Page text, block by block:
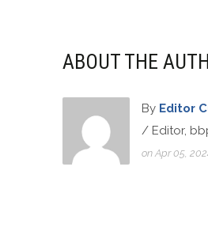
ABOUT THE
By Editor
/ Editor,
on Apr 05,